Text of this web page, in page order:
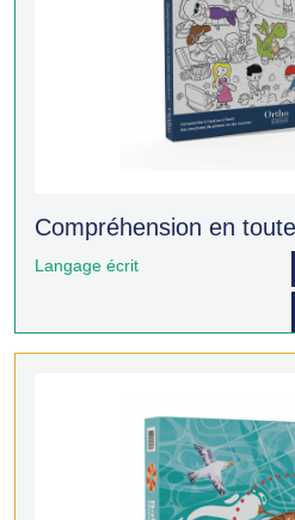
Compréhension en
Langage écrit